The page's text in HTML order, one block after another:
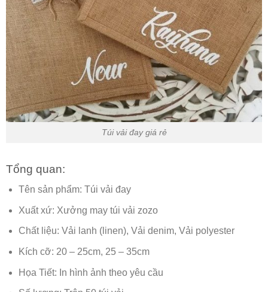
Túi vải đay giá rẻ
Tổng quan:
Tên sản phẩm: Túi vải đay
Xuất xứ: Xưởng may túi vải zozo
Chất liệu: Vải lanh (linen), Vải denim, Vải polyester
Kích cỡ: 20 – 25cm, 25 – 35cm
Họa Tiết: In hình ảnh theo yêu cầu